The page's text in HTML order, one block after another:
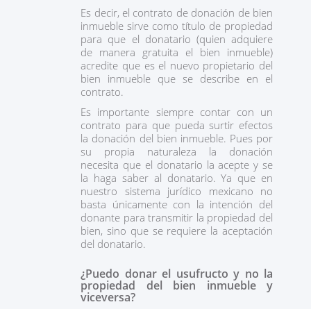
Es decir, el contrato de donación de bien
inmueble sirve como título de propiedad
para que el donatario (quien adquiere
de manera gratuita el bien inmueble)
acredite que es el nuevo propietario del
bien inmueble que se describe en el
contrato.
Es importante siempre contar con un
contrato para que pueda surtir efectos
la donación del bien inmueble. Pues por
su propia naturaleza la donación
necesita que el donatario la acepte y se
la haga saber al donatario. Ya que en
nuestro sistema jurídico mexicano no
basta únicamente con la intención del
donante para transmitir la propiedad del
bien, sino que se requiere la aceptación
del donatario.
¿Puedo donar el usufructo y no la
propiedad del bien inmueble y
viceversa?